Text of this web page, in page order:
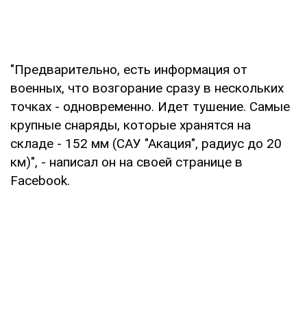
"Предварительно, есть информация от
военных, что возгорание сразу в нескольких
точках - одновременно. Идет тушение. Самые
крупные снаряды, которые хранятся на
складе - 152 мм (САУ "Акация", радиус до 20
км)", - написал он на своей странице в
Facebook.